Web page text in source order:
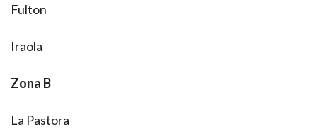
Fulton
Iraola
Zona B
La Pastora